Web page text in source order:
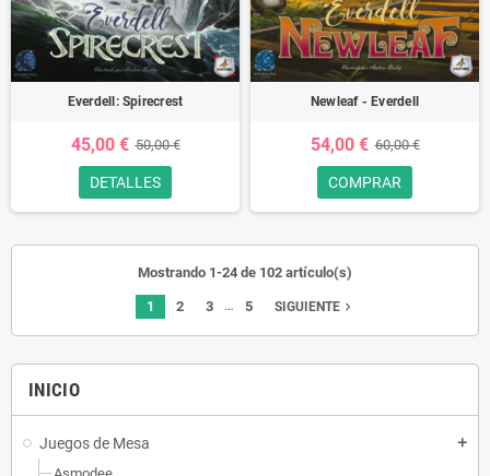
INICIO
Juegos de Mesa add
Everdell: Spirecrest
45,00 € 50,00 €
DETALLES
Newleaf - Everdell
54,00 € 60,00 €
COMPRAR
Mostrando 1-24 de 102 artículo(s)
1 2 3 … 5 SIGUIENTEnavigate_next